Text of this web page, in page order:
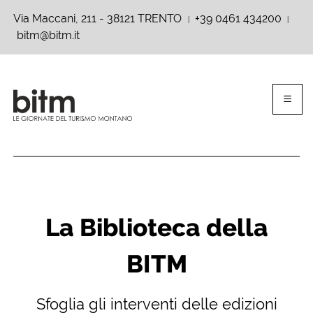
Via Maccani, 211 - 38121 TRENTO +39 0461 434200
bitm@bitm.it
La Biblioteca della
BITM
Sfoglia gli interventi delle edizioni